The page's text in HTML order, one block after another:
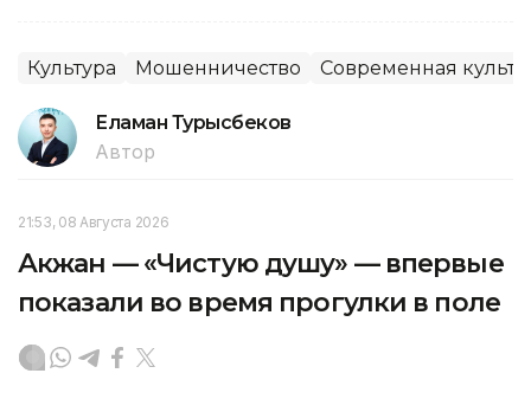
Культура Мошенничество Современная
Еламан Турысбеков
Автор
21:53, 08 Августа 2026
Акжан — «Чистую душу» — впервые
показали во время прогулки в поле